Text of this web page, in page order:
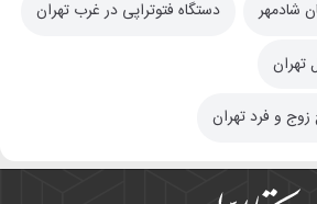
شادمهر دستگاه فتوتراپی در غرب تهران
تهران
زوج و فرد تهران